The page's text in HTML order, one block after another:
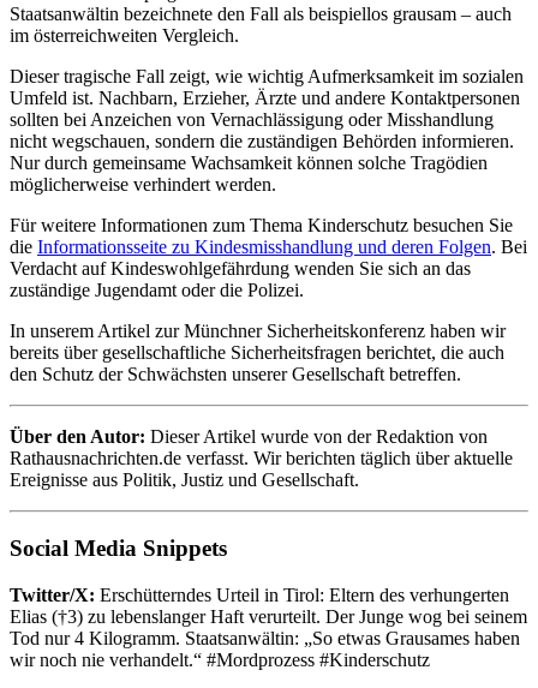
Staatsanwältin bezeichnete den Fall als beispiellos grausam – auch
im österreichweiten Vergleich.
Dieser tragische Fall zeigt, wie wichtig Aufmerksamkeit im sozialen
Umfeld ist. Nachbarn, Erzieher, Ärzte und andere Kontaktpersonen
sollten bei Anzeichen von Vernachlässigung oder Misshandlung
nicht wegschauen, sondern die zuständigen Behörden informieren.
Nur durch gemeinsame Wachsamkeit können solche Tragödien
möglicherweise verhindert werden.
Für weitere Informationen zum Thema Kinderschutz besuchen Sie
die Informationsseite zu Kindesmisshandlung und deren Folgen. Bei
Verdacht auf Kindeswohlgefährdung wenden Sie sich an das
zuständige Jugendamt oder die Polizei.
In unserem Artikel zur Münchner Sicherheitskonferenz haben wir
bereits über gesellschaftliche Sicherheitsfragen berichtet, die auch
den Schutz der Schwächsten unserer Gesellschaft betreffen.
Über den Autor: Dieser Artikel wurde von der Redaktion von
Rathausnachrichten.de verfasst. Wir berichten täglich über aktuelle
Ereignisse aus Politik, Justiz und Gesellschaft.
Social Media Snippets
Twitter/X: Erschütterndes Urteil in Tirol: Eltern des verhungerten
Elias (†3) zu lebenslanger Haft verurteilt. Der Junge wog bei seinem
Tod nur 4 Kilogramm. Staatsanwältin: „So etwas Grausames haben
wir noch nie verhandelt.“ #Mordprozess #Kinderschutz